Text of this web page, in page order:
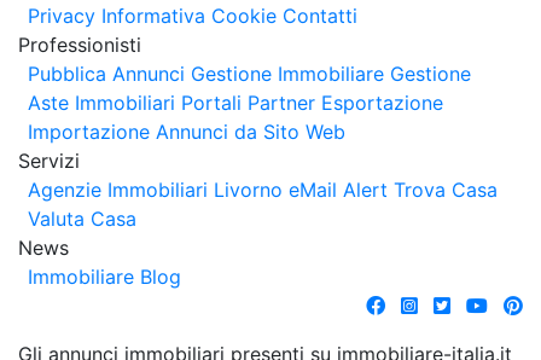
Privacy Informativa Cookie Contatti
Professionisti
Pubblica Annunci Gestione Immobiliare Gestione
Aste Immobiliari Portali Partner Esportazione
Importazione Annunci da Sito Web
Servizi
Agenzie Immobiliari Livorno eMail Alert Trova Casa
Valuta Casa
News
Immobiliare Blog
Gli annunci immobiliari presenti su immobiliare-italia.it